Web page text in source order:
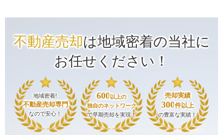
不動産売却は地域密着の当社に
お任せください！
地域密着!
不動産売却専門
なので安心！
600 以上の
独自のネットワーク
で早期売却を実現！
売却実績
300件以上
の豊富な実績！